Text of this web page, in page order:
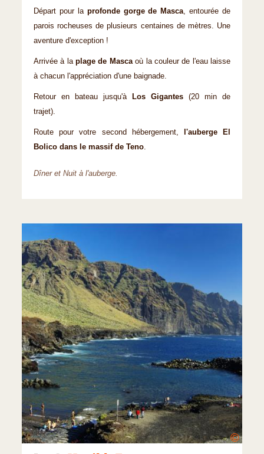
Départ pour la profonde gorge de Masca, entourée de
parois rocheuses de plusieurs centaines de mètres. Une
aventure d'exception !
Arrivée à laplage de Mascaoù la couleur de l'eau laisse
à chacun l'appréciation d'une baignade.
Retour en bateau jusqu'à Los Gigantes (20 min de
trajet).
Route pour votre second hébergement,
l'auberge El
Bolico dans le massif de Teno.
Dîner et Nuit à l'auberge.
©